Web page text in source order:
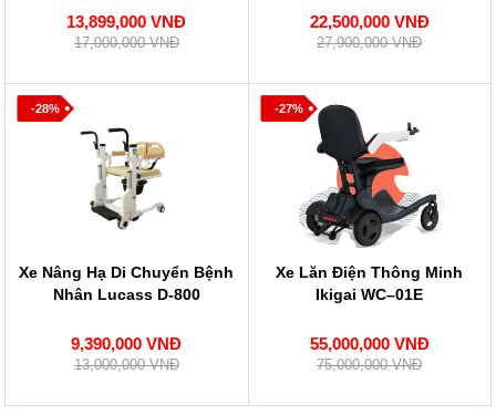
13,899,000 VNĐ
17,000,000 VNĐ
22,500,000 VNĐ
27,900,000 VNĐ
-28%
Xe Nâng Hạ Di Chuyển Bệnh
Nhân Lucass D-800
9,390,000 VNĐ
13,000,000 VNĐ
-27%
Xe Lăn Điện Thông Minh
Ikigai WC–01E
55,000,000 VNĐ
75,000,000 VNĐ